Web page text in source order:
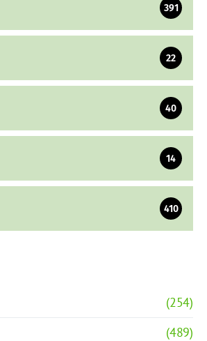
391
22
40
14
410
(254)
(489)